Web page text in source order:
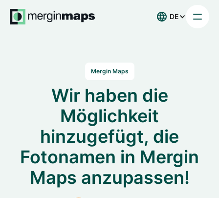
DE
Mergin Maps
Wir haben die
Möglichkeit
hinzugefügt, die
Fotonamen in Mergin
Maps anzupassen!